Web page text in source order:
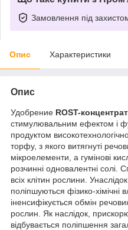
Замовлення під
Опис Характеристики
Опис
Удобрение ROST-
стимулювальним ефектом і
продуктом
торфу, з якого витягнуті
мікроелементи, а гумінові
розчинні одновалентні солі.
всіх клітин рослини.
поліпшуються фізико-хімічні
іненсифікується обмін
рослин. Як наслідок,
відбувається поліпшення